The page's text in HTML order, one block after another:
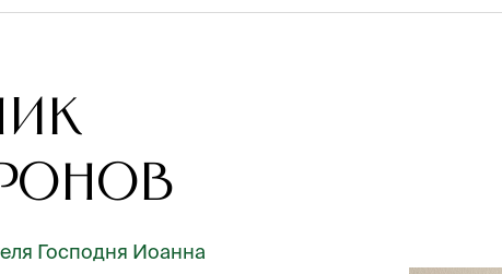
Господня Иоанна